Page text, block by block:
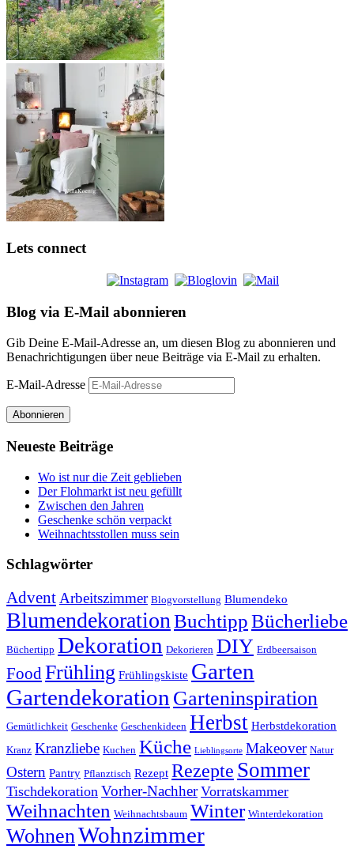
Lets connect
Blog via E-Mail abonnieren
Gib Deine E-Mail-Adresse an, um diesen Blog zu abonnieren und
Benachrichtigungen über neue Beiträge via E-Mail zu erhalten.
E-Mail-Adresse
Abonnieren
Neueste Beiträge
Wo ist nur die Zeit geblieben
Der Flohmarkt ist neu gefüllt
Zwischen den Jahren
Geschenke schön verpackt
Weihnachtsstollen muss sein
Schlagwörter
Advent Arbeitszimmer Blogvorstellung Blumendeko
Blumendekoration BuchtippBücherliebe
Büchertipp Dekoration Dekorieren DIY Erdbeersaison
FoodFrühling Frühlingskiste Garten
Gartendekoration Garteninspiration
Gemütlichkeit Geschenke Geschenkideen Herbst Herbstdekoration
Kranz Kranzliebe Kuchen Küche Lieblingsorte Makeover Natur
Ostern Pantry Pflanztisch Rezept Rezepte Sommer
Tischdekoration Vorher-Nachher Vorratskammer
Weihnachten Weihnachtsbaum Winter Winterdekoration
WohnenWohnzimmer